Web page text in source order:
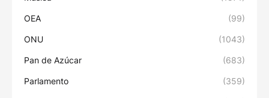
OEA (99)
ONU (1043)
Pan de Azúcar (683)
Parlamento (359)